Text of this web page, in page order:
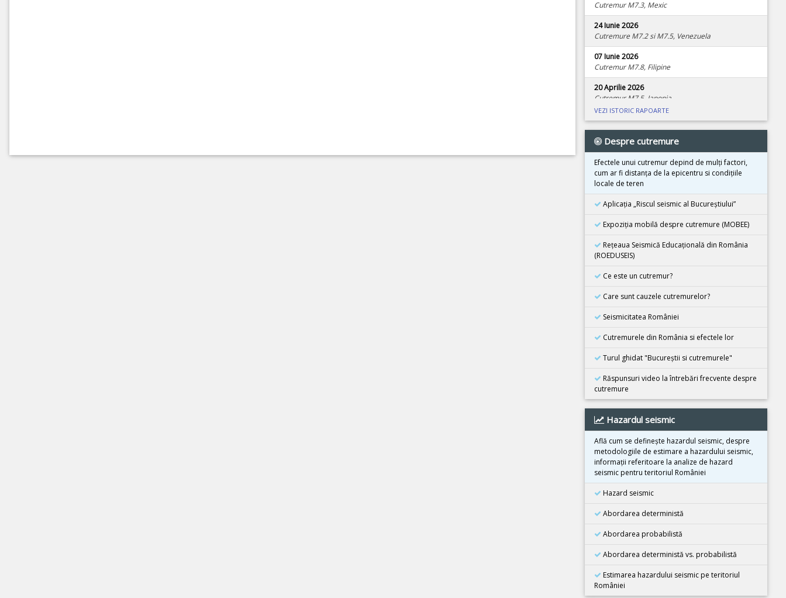
Cutremur M7.3, Mexic
24 Iunie 2026
Cutremure M7.2 si M7.5, Venezuela
07 Iunie 2026
Cutremur M7.8, Filipine
20 Aprilie 2026
Cutremur M7.5, Japonia
08 Aprilie 2026
Cutremur M4.0, Zona seismica Vrancea
01 Aprilie 2026
Cutremur M7.4, Marea Molucca, Indonezia
30 Martie 2026
24 Martie 2026
Cutremur M7.5, Tonga
26 Februarie 2026
Cutremur M4.5, Zona seismica Vrancea
08 Decembrie 2025
Cutremur M5.5, Bangladesh
02 Noiembrie 2025
Cutremur M4.2, Zona seismica Vrancea
25 Octombrie 2025
Cutremur M4.2, Zona seismica Vrancea
22 Octombrie 2025
Cutremur M4.2, Zona seismica Vrancea
10 Octombrie 2025
Cutremur M7.4, Filipine
30 Septembrie 2025
Cutremur M7.8, Kamceatka
13 Septembrie 2025
31 August 2025
Cutremur M6.0, Afganistan
VEZI ISTORIC RAPOARTE
Despre cutremure
Efectele unui cutremur depind de mulţi factori,
cum ar fi distanţa de la epicentru si condiţiile
locale de teren
Aplicația „Riscul seismic al Bucureștiului”
Expoziţia mobilă despre cutremure (MOBEE)
Rețeaua Seismică Educațională din România
(ROEDUSEIS)
Ce este un cutremur?
Care sunt cauzele cutremurelor?
Seismicitatea României
Cutremurele din România si efectele lor
Turul ghidat "Bucureştii si cutremurele"
Răspunsuri video la întrebări frecvente despre
cutremure
Hazardul seismic
Află cum se defineşte hazardul seismic, despre
metodologiile de estimare a hazardului seismic,
informaţii referitoare la analize de hazard
seismic pentru teritoriul României
Hazard seismic
Abordarea deterministă
Abordarea probabilistă
Abordarea deterministă vs. probabilistă
Estimarea hazardului seismic pe teritoriul
României